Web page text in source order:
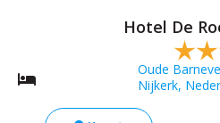
Hotel De
Oude
Nijkerk,